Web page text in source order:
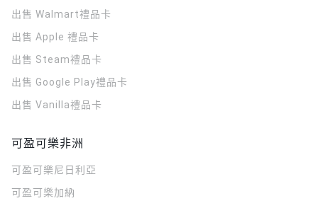
出售 Walmart禮品卡
出售 Apple 禮品卡
出售 Steam禮品卡
出售 Google Play禮品卡
出售 Vanilla禮品卡
可盈可樂非洲
可盈可樂 尼日利亞
可盈可樂加納